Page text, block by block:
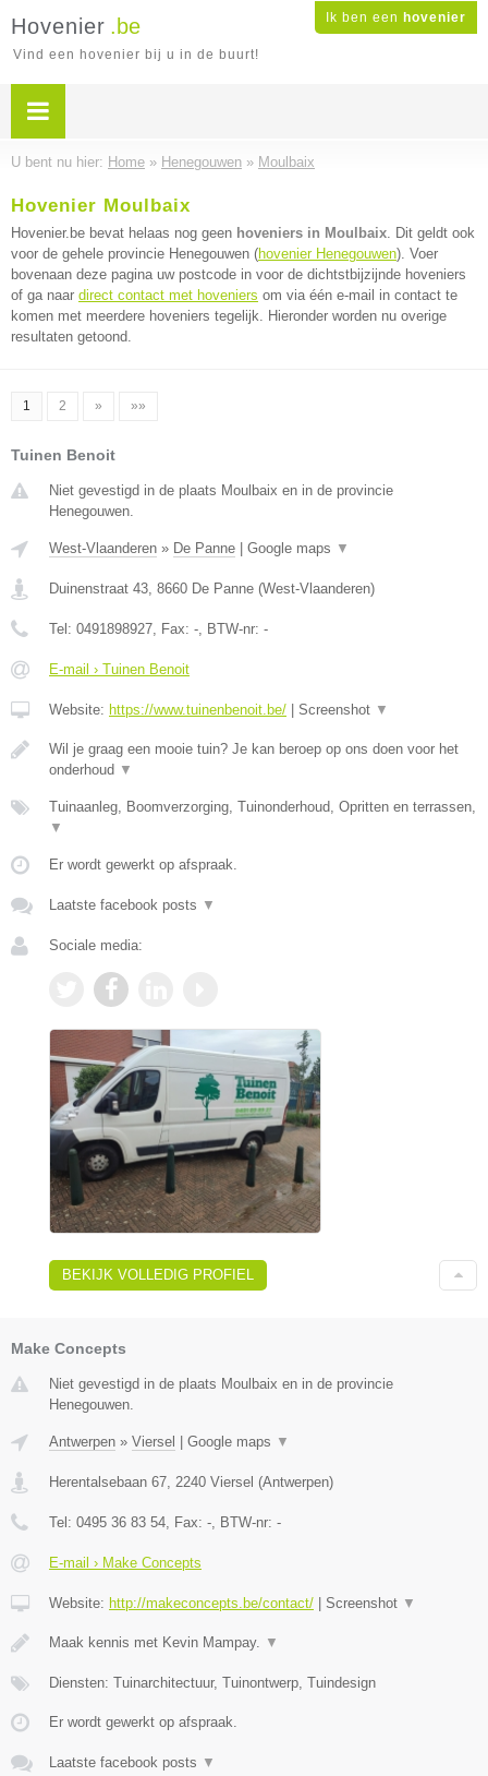
Ik ben een hovenier
Hovenier .be
Vind een hovenier bij u in de buurt!
U bent nu hier: Home » Henegouwen » Moulbaix
Hovenier Moulbaix
Hovenier.be bevat helaas nog geen hoveniers in Moulbaix. Dit geldt ook
voor de gehele provincie Henegouwen (hovenier Henegouwen). Voer
bovenaan deze pagina uw postcode in voor de dichtstbijzijnde hoveniers
of ga naar direct contact met hoveniers om via één e-mail in contact te
komen met meerdere hoveniers tegelijk. Hieronder worden nu overige
resultaten getoond.
1 2 » »»
Tuinen Benoit
Niet gevestigd in de plaats Moulbaix en in de provincie
Henegouwen.
West-Vlaanderen » De Panne Google maps ▼
Duinenstraat 43, 8660 De Panne (West-Vlaanderen)
Tel: 0491898927, Fax: -, BTW-nr: -
E-mail › Tuinen Benoit
Website: https://www.tuinenbenoit.be/ Screenshot ▼
Wil je graag een mooie tuin? Je kan beroep op ons doen voor het
onderhoud ▼
Tuinaanleg, Boomverzorging, Tuinonderhoud, Opritten en terrassen,
▼
Er wordt gewerkt op afspraak.
Laatste facebook posts ▼
Sociale media:
BEKIJK VOLLEDIG PROFIEL
Make Concepts
Niet gevestigd in de plaats Moulbaix en in de provincie
Henegouwen.
Antwerpen » Viersel | Google maps ▼
Herentalsebaan 67 2240 Viersel (Antwerpen)
Tel: 0495 36 83 54 , Fax: - , BTW-nr: -
E-mail › Make Concepts
Website: http://makeconcepts.be/contact/ | Screenshot ▼
Maak kennis met Kevin Mampay. ▼
Diensten: Tuinarchitectuur, Tuinontwerp, Tuindesign
Er wordt gewerkt op afspraak.
Laatste facebook posts ▼